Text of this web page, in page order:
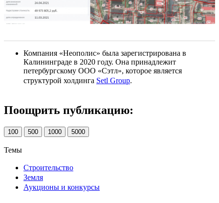
Компания «Неополис» была зарегистрирована в
Калининграде в 2020 году. Она принадлежит
петербургскому ООО «Сэтл», которое является
структурой холдинга Setl Group.
Поощрить публикацию:
100 500 1000 5000
Темы
Строительство
Земля
Аукционы и конкурсы